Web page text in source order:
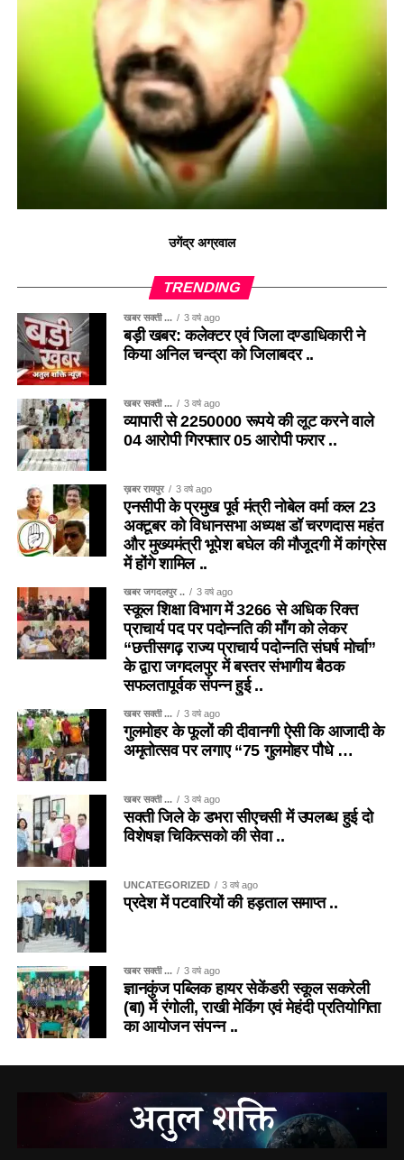
उगेंद्र अग्रवाल
TRENDING
खबर सक्ती ... 3 वर्ष ago
बड़ी खबर: कलेक्टर एवं जिला दण्डाधिकारी ने
किया अनिल चन्द्रा को जिलाबदर ..
खबर सक्ती ... 3 वर्ष ago
व्यापारी से 2250000 रूपये की लूट करने वाले
04 आरोपी गिरफ्तार 05 आरोपी फरार ..
ख़बर रायपुर 3 वर्ष ago
एनसीपी के प्रमुख पूर्व मंत्री नोबेल वर्मा कल 23
अक्टूबर को विधानसभा अध्यक्ष डॉ चरणदास महंत
और मुख्यमंत्री भूपेश बघेल की मौजूदगी में कांग्रेस
में होंगे शामिल ..
खबर जगदलपुर .. 3 वर्ष ago
स्कूल शिक्षा विभाग में 3266 से अधिक रिक्त
प्राचार्य पद पर पदोन्नति की माँग को लेकर
“छत्तीसगढ़ राज्य प्राचार्य पदोन्नति संघर्ष मोर्चा”
के द्वारा जगदलपुर में बस्तर संभागीय बैठक
सफलतापूर्वक संपन्न हुई ..
खबर सक्ती ... 3 वर्ष ago
गुलमोहर के फूलों की दीवानगी ऐसी कि आजादी के
अमृतोत्सव पर लगाए “75 गुलमोहर पौधे …
खबर सक्ती ... 3 वर्ष ago
सक्ती जिले के डभरा सीएचसी में उपलब्ध हुई दो
विशेषज्ञ चिकित्सको की सेवा ..
UNCATEGORIZED 3 वर्ष ago
प्रदेश में पटवारियों की हड़ताल समाप्त ..
खबर सक्ती ... 3 वर्ष ago
ज्ञानकुंज पब्लिक हायर सेकेंडरी स्कूल सकरेली
(बा) में रंगोली, राखी मेकिंग एवं मेहंदी प्रतियोगिता
का आयोजन संपन्न ..